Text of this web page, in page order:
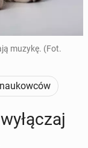
muzykę. (Fot.